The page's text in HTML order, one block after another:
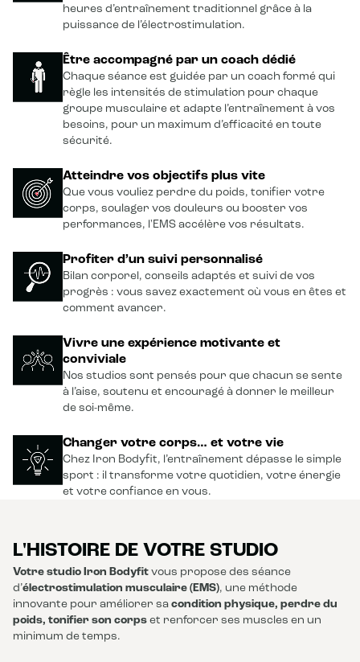
heures d’entraînement traditionnel grâce à la
puissance de l’électrostimulation.
Être accompagné par un coach dédié
Chaque séance est guidée par un coach formé qui
règle les intensités de stimulation pour chaque
groupe musculaire et adapte l’entraînement à vos
besoins, pour un maximum d’efficacité en toute
sécurité.
Atteindre vos objectifs plus vite
Que vous vouliez perdre du poids, tonifier votre
corps, soulager vos douleurs ou booster vos
performances, l'EMS accélère vos résultats.
Profiter d’un suivi personnalisé
Bilan corporel, conseils adaptés et suivi de vos
progrès : vous savez exactement où vous en êtes et
comment avancer.
Vivre une expérience motivante et
conviviale
Nos studios sont pensés pour que chacun se sente
à l’aise, soutenu et encouragé à donner le meilleur
de soi-même.
Changer votre corps… et votre vie
Chez Iron Bodyfit, l’entraînement dépasse le simple
sport : il transforme votre quotidien, votre énergie
et votre confiance en vous.
L'HISTOIRE DE VOTRE STUDIO
Votre studio Iron Bodyfit vous propose des séance
d’électrostimulation musculaire (EMS), une méthode
innovante pour améliorer sa condition physique, perdre du
poids, tonifier son corps et renforcer ses muscles en un
minimum de temps.